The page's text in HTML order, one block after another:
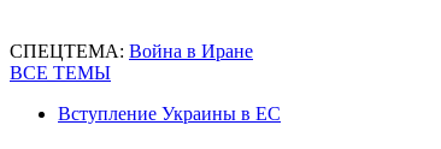
СПЕЦТЕМА: Война в Иране
ВСЕ ТЕМЫ
Вступление Украины в ЕС